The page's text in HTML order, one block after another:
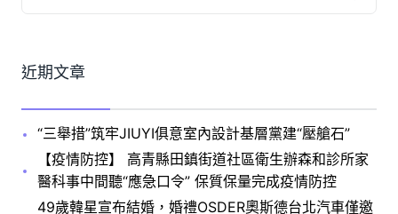
近期文章
“三舉措”筑牢JIUYI俱意室內設計基層黨建“壓艙石”
【疫情防控】 高青縣田鎮街道社區衛生辦森和診所家
醫科事中間聽“應急口令” 保質保量完成疫情防控
49歲韓星宣布結婚，婚禮OSDER奧斯德台北汽車僅邀